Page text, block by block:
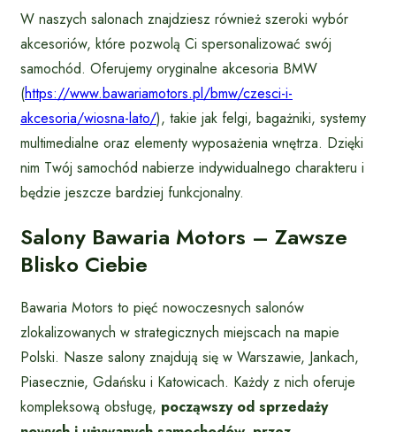
W naszych salonach znajdziesz również szeroki wybór
akcesoriów, które pozwolą Ci spersonalizować swój
samochód. Oferujemy oryginalne akcesoria BMW
(https://www.bawariamotors.pl/bmw/czesci-i-
akcesoria/wiosna-lato/), takie jak felgi, bagażniki, systemy
multimedialne oraz elementy wyposażenia wnętrza. Dzięki
nim Twój samochód nabierze indywidualnego charakteru i
będzie jeszcze bardziej funkcjonalny.
Salony Bawaria Motors – Zawsze
Blisko Ciebie
Bawaria Motors to pięć nowoczesnych salonów
zlokalizowanych w strategicznych miejscach na mapie
Polski. Nasze salony znajdują się w Warszawie, Jankach,
Piasecznie, Gdańsku i Katowicach. Każdy z nich oferuje
kompleksową obsługę, począwszy od sprzedaży